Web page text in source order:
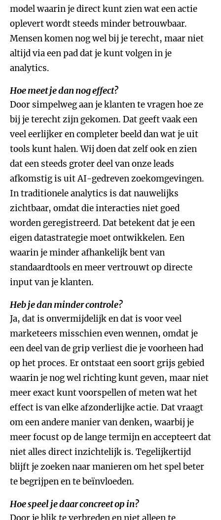
model waarin je direct kunt zien wat een actie
oplevert wordt steeds minder betrouwbaar.
Mensen komen nog wel bij je terecht, maar niet
altijd via een pad dat je kunt volgen in je
analytics.
Hoe meet je dan nog effect?
Door simpelweg aan je klanten te vragen hoe ze
bij je terecht zijn gekomen. Dat geeft vaak een
veel eerlijker en completer beeld dan wat je uit
tools kunt halen. Wij doen dat zelf ook en zien
dat een steeds groter deel van onze leads
afkomstig is uit AI-gedreven zoekomgevingen.
In traditionele analytics is dat nauwelijks
zichtbaar, omdat die interacties niet goed
worden geregistreerd. Dat betekent dat je een
eigen datastrategie moet ontwikkelen. Een
waarin je minder afhankelijk bent van
standaardtools en meer vertrouwt op directe
input van je klanten.
Heb je dan minder controle?
Ja, dat is onvermijdelijk en dat is voor veel
marketeers misschien even wennen, omdat je
een deel van de grip verliest die je voorheen had
op het proces. Er ontstaat een soort grijs gebied
waarin je nog wel richting kunt geven, maar niet
meer exact kunt voorspellen of meten wat het
effect is van elke afzonderlijke actie. Dat vraagt
om een andere manier van denken, waarbij je
meer focust op de lange termijn en accepteert dat
niet alles direct inzichtelijk is. Tegelijkertijd
blijft je zoeken naar manieren om het spel beter
te begrijpen en te beïnvloeden.
Hoe speel je daar concreet op in?